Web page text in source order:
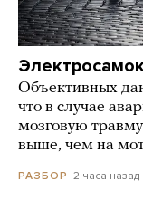
Объективных
что в случае
мозговую
выше, чем на
РАЗБОР 2 часа назад